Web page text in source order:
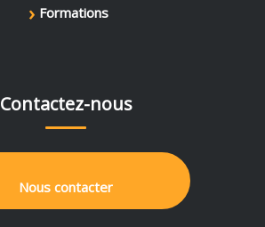
› Formations
Contactez-nous
Nous contacter